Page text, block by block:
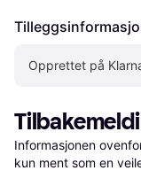
Opprettet på
Informasjonen
kun ment som en